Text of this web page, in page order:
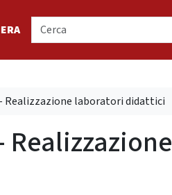
Realizzazione laboratori didattici
Realizzazione